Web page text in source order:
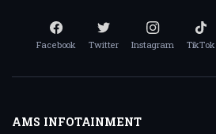
Facebook Twitter Instagram TikTok
AMS INFOTAINMENT